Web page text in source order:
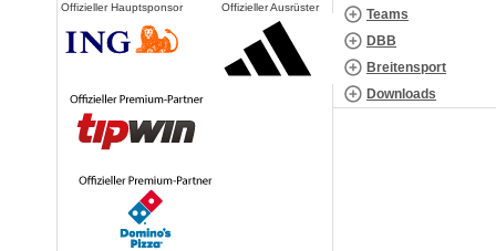
Offizieller Hauptsponsor Offizieller Ausrüster
Teams
DBB
Breitensport
Downloads